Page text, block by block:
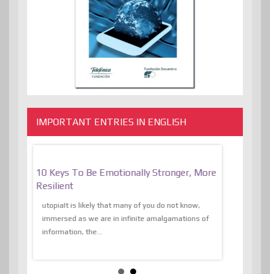
IMPORTANT ENTRIES IN ENGLISH
10 Keys To Be Emotionally Stronger, More
Resilient
utopiaIt is likely that many of you do not know,
immersed as we are in infinite amalgamations of
information, the...